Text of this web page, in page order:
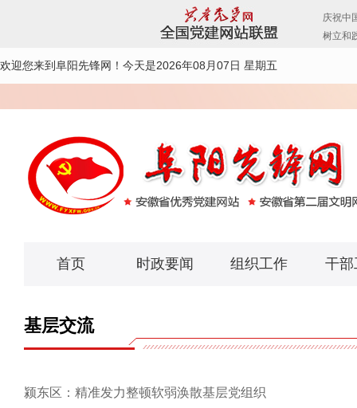
欢迎您来到阜阳先锋网！ 今天是2026年08月07日 星期五
首页 时政要闻 组织工作 干部
基层交流
颍东区：精准发力整顿软弱涣散基层党组织